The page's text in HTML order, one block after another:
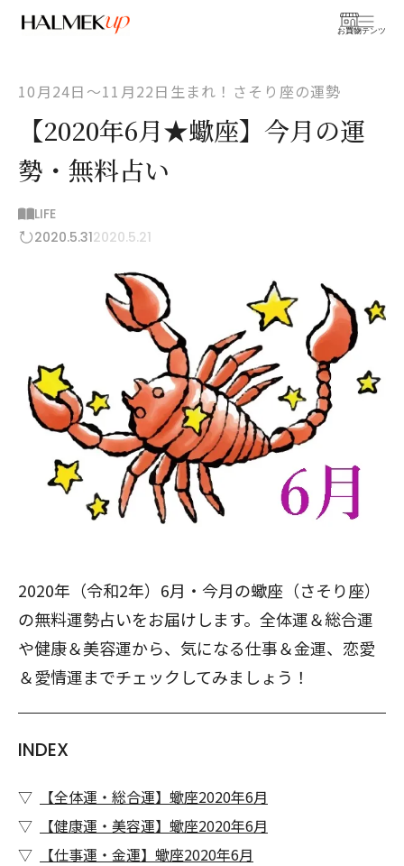
お買物
コンテンツ
10月24日〜11月22日生まれ！さそり座の運勢
【2020年6月★蠍座】今月の運
勢・無料占い
LIFE
2020.5.312020.5.21
2020年（令和2年）6月・今月の蠍座（さそり座）
の無料運勢占いをお届けします。全体運＆総合運
や健康＆美容運から、気になる仕事＆金運、恋愛
＆愛情運までチェックしてみましょう！
INDEX
【全体運・総合運】蠍座2020年6月
【健康運・美容運】蠍座2020年6月
【仕事運・金運】蠍座2020年6月